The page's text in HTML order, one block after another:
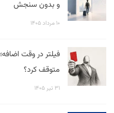
و بدون سنجش
۱۰ مرداد ۱۴۰۵
متوقف کرد؟
۳۱ تیر ۱۴۰۵